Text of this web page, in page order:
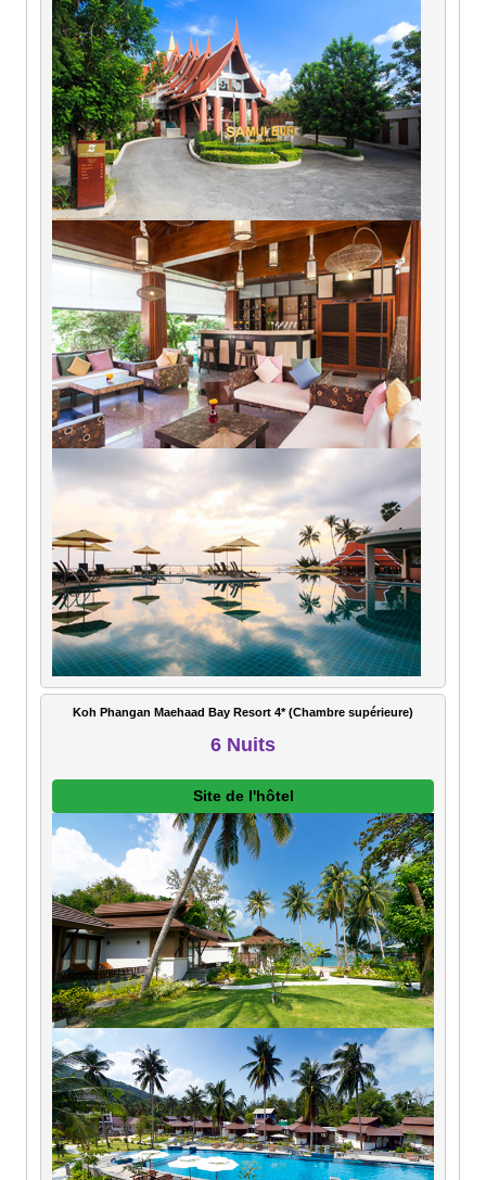
Koh Phangan Maehaad Bay Resort 4* (Chambre supérieure)
6 Nuits
Site de l'hôtel